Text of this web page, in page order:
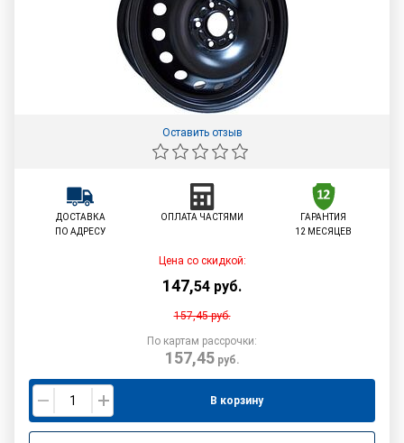
Оставить отзыв
ДОСТАВКА
ПО АДРЕСУ
ОПЛАТА ЧАСТЯМИ
ГАРАНТИЯ
12 МЕСЯЦЕВ
Цена со скидкой:
147,54 руб.
157,45руб.
По картам рассрочки:
157,45руб.
В корзину